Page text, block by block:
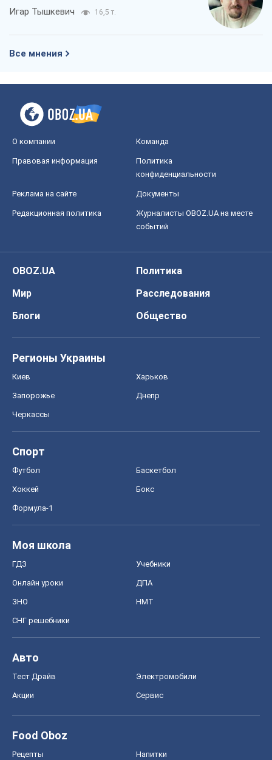
Игар Тышкевич 16,5 т.
Все мнения
О компании Команда
Правовая информация
Политика
конфиденциальности
Реклама на сайте Документы
Редакционная политика
Журналисты OBOZ.UA на месте
событий
OBOZ.UA
Политика
Мир
Расследования
Блоги
Общество
Регионы Украины
Киев Харьков
Запорожье Днепр
Черкассы
Спорт
Футбол Баскетбол
Хоккей Бокс
Формула-1
Моя школа
ГДЗ Учебники
Онлайн уроки ДПА
ЗНО НМТ
СНГ решебники
Авто
Тест Драйв Электромобили
Акции Сервис
Food Oboz
Рецепты Напитки